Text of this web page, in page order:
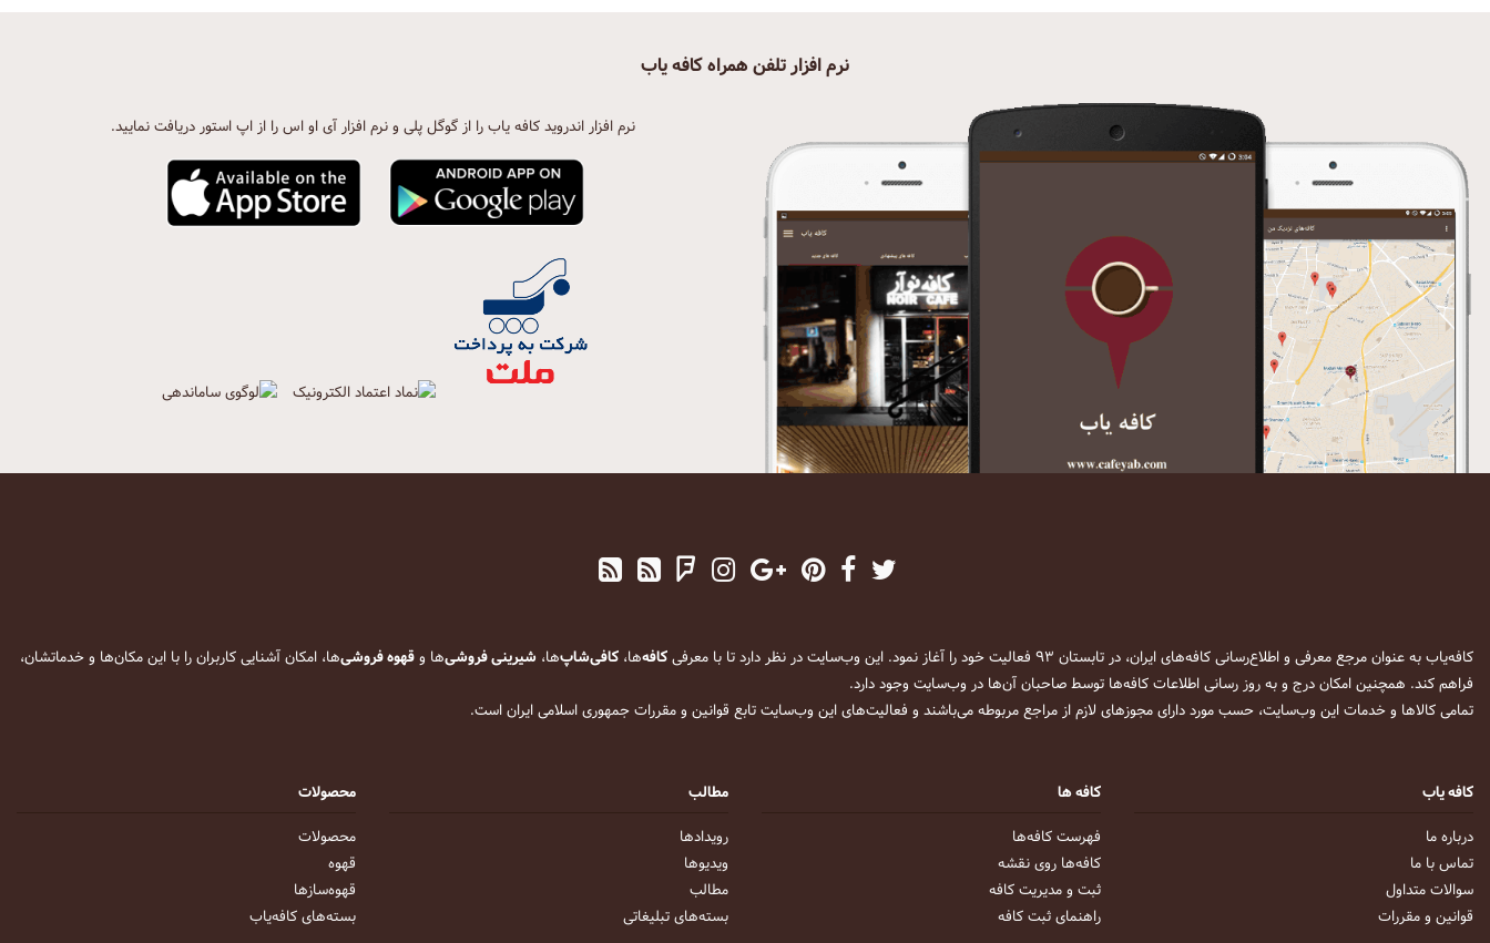
نرم افزار تلفن همراه کافه یاب
نرم افزار اندروید کافه یاب را از گوگل پلی و نرم افزار آی او اس را از اپ استور دریافت نمایید.
کافه‌یاب به عنوان مرجع معرفی و اطلاع‌رسانی کافه‌های ایران، در تابستان ۹۳ فعالیت خود را آغاز نمود. این وب‌سایت در نظر دارد تا با معرفی کافه‌ها، کافی‌شاپ‌ها، شیرینی فروشی‌ها وقهوه فروشی‌ها، امکان آشنایی کاربران را با این مکان‌ها و خدماتشان،
فراهم کند. همچنین امکان درج و به روز رسانی اطلاعات کافه‌ها توسط صاحبان آن‌ها در وب‌سایت وجود دارد.
تمامی کالاها و خدمات این وب‌سایت، حسب مورد دارای مجوزهای لازم از مراجع مربوطه می‌باشند و فعالیت‌های این وب‌سایت تابع قوانین و مقررات جمهوری اسلامی ایران است.
کافه یاب
درباره ما
تماس با ما
سوالات متداول
قوانین و مقررات
کافه ها
فهرست کافه‌ها
کافه‌ها روی نقشه
ثبت و مدیریت کافه
راهنمای ثبت کافه
مطالب
رویداد‌ها
ویدیو‌ها
مطالب
بسته‌های تبلیغاتی
محصولات
محصولات
قهوه
قهوه‌ساز‌ها
بسته‌های کافه‌یاب